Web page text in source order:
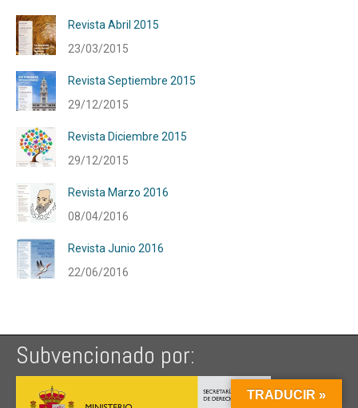
Revista Abril 2015
23/03/2015
Revista Septiembre 2015
29/12/2015
Revista Diciembre 2015
29/12/2015
Revista Marzo 2016
08/04/2016
Revista Junio 2016
22/06/2016
Subvencionado por:
TRADUCIR »